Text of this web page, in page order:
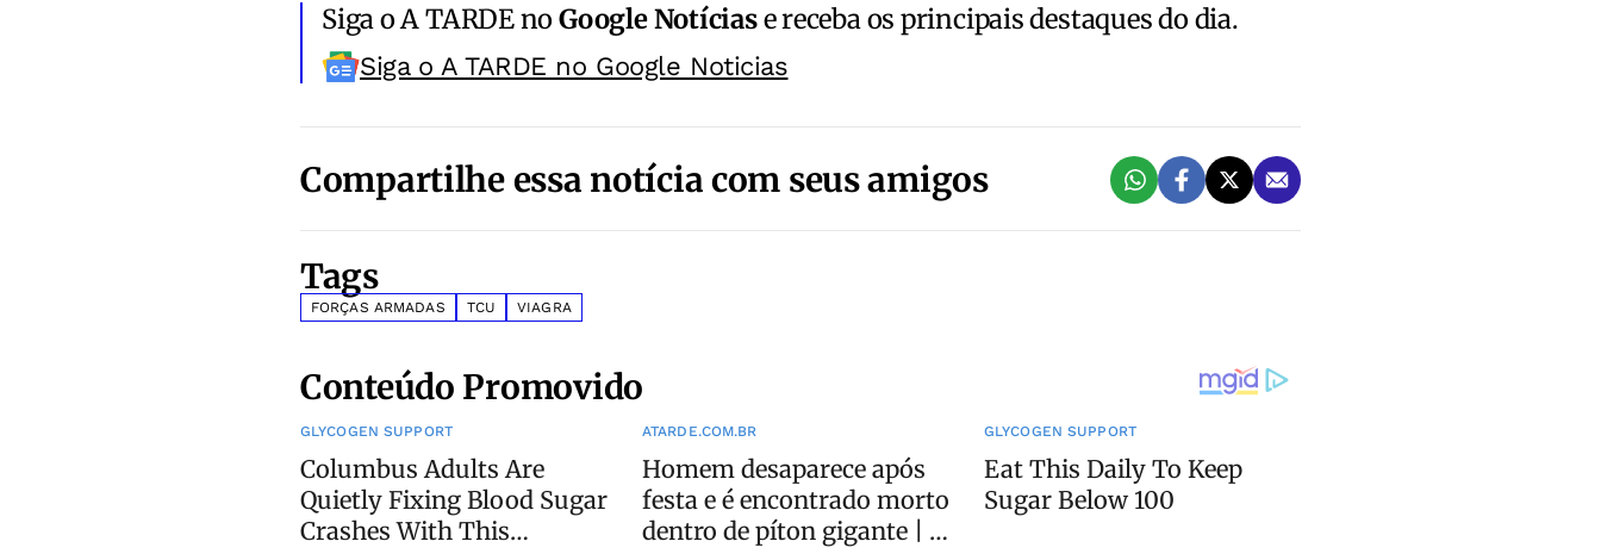
Siga o A TARDE noGoogle Notíciase receba os principais destaques do dia.
Siga o A TARDE no Google Noticias
Compartilhe essa notícia com seus amigos
Tags
FORÇAS ARMADAS TCU VIAGRA